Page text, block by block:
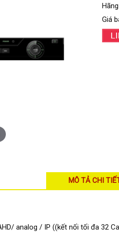
Giá
MÔ TẢ CHI
analog / IP ((kết nối tối đa 32